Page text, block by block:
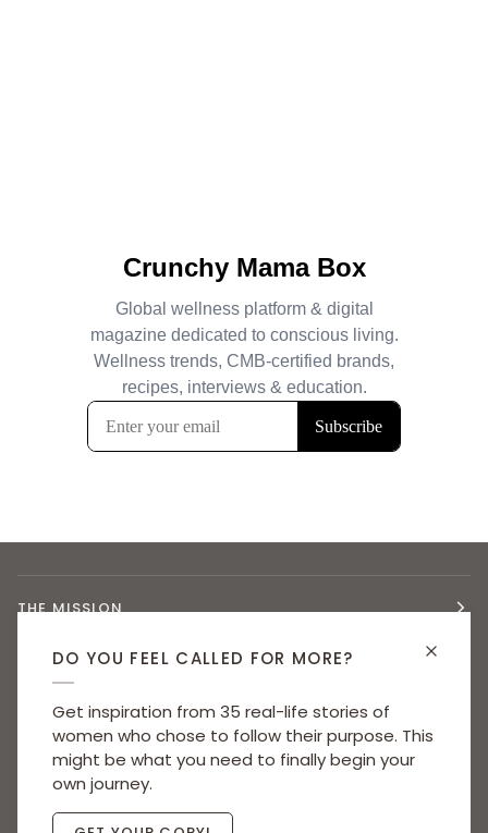
DO YOU FEEL CALLED FOR MORE?
Get inspiration from 35 real-life stories of
women who chose to follow their purpose. This
might be what you need to finally begin your
own journey.
THE MISSION
QUICK LINKS